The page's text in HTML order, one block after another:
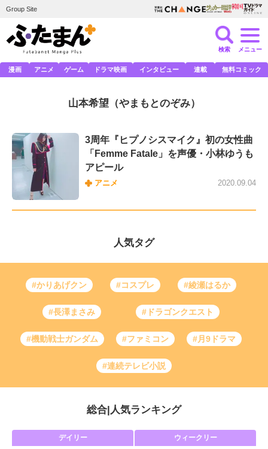
Group Site
検索 メニュー
漫画 アニメ ゲーム ドラマ映画 インタビュー 連載 無料コミック
山本希望（やまもとのぞみ）
3周年『ヒプノシスマイク』初の女性曲
「Femme Fatale」を声優・小林ゆうも
アピール
アニメ 2020.09.04
人気タグ
#かりあげクン #コスプレ #綾瀬はるか
#長澤まさみ #ドラゴンクエスト
#機動戦士ガンダム #ファミコン #月9ドラマ
#連続テレビ小説
総合 人気ランキング
デイリー ウィークリー